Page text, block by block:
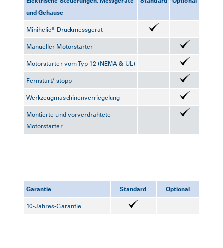
und Gehäuse
Minihelic* Druckmessgerät
Manueller Motorstarter
Motorstarter vom Typ 12 (NEMA & UL)
Fernstart/-stopp
Werkzeugmaschinenverriegelung
Montierte und vorverdrahtete
Motorstarter
Garantie Standard Optional
10-Jahres-Garantie